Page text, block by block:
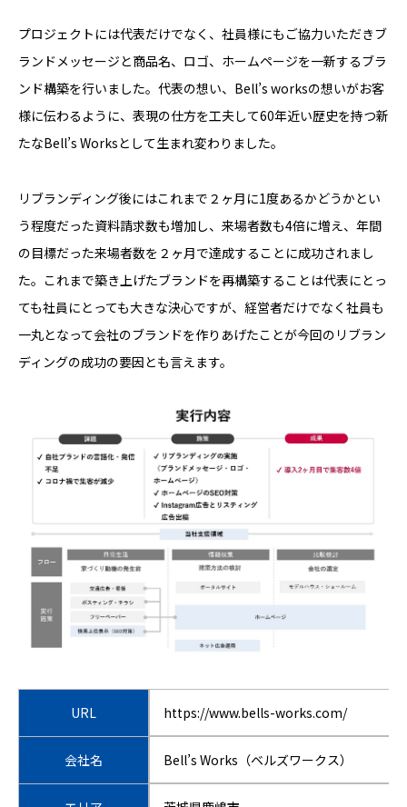
プロジェクトには代表だけでなく、社員様にもご協力いただきブ
ランドメッセージと商品名、ロゴ、ホームページを一新するブラ
ンド構築を行いました。代表の想い、Bell’s worksの想いがお客
様に伝わるように、表現の仕方を工夫して60年近い歴史を持つ新
たなBell’s Worksとして生まれ変わりました。
リブランディング後にはこれまで２ヶ月に1度あるかどうかとい
う程度だった資料請求数も増加し、来場者数も4倍に増え、年間
の目標だった来場者数を２ヶ月で達成することに成功されまし
た。これまで築き上げたブランドを再構築することは代表にとっ
ても社員にとっても大きな決心ですが、経営者だけでなく社員も
一丸となって会社のブランドを作りあげたことが今回のリブラン
ディングの成功の要因とも言えます。
URL https://www.bells-works.com/
会社名 Bell’s Works（ベルズワークス）